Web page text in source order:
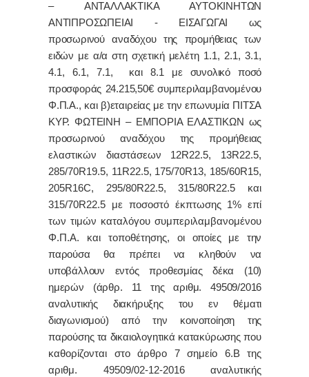
– ΑΝΤΑΛΛΑΚΤΙΚΑ ΑΥΤΟΚΙΝΗΤΩΝ
ΑΝΤΙΠΡΟΣΩΠΕΙΑΙ - ΕΙΣΑΓΩΓΑΙ ως
προσωρινού αναδόχου της προμήθειας των
ειδών με α/α στη σχετική μελέτη 1.1, 2.1, 3.1,
4.1, 6.1, 7.1, και 8.1 με συνολικό ποσό
προσφοράς 24.215,50€ συμπεριλαμβανομένου
Φ.Π.Α., και β)εταιρείας με την επωνυμία ΠΙΤΣΑ
ΚΥΡ. ΦΩΤΕΙΝΗ – ΕΜΠΟΡΙΑ ΕΛΑΣΤΙΚΩΝ ως
προσωρινού αναδόχουτης προμήθειας
ελαστικών διαστάσεων 12R22.5, 13R22.5,
285/70R19.5, 11R22.5, 175/70R13, 185/60R15,
205R16C, 295/80R22.5, 315/80R22.5 και
315/70R22.5 με ποσοστό έκπτωσης 1% επί
των τιμών καταλόγου συμπεριλαμβανομένου
Φ.Π.Α. και τοποθέτησης,
οι οποίες με την
παρούσα θα πρέπει να κληθούν να
υποβάλλουν εντός προθεσμίας δέκα (10)
ημερών (άρθρ. 11 της αριθμ. 49509/2016
αναλυτικής διακήρυξης του εν θέματι
διαγωνισμού) από την κοινοποίηση της
παρούσης τα δικαιολογητικά κατακύρωσηςπου
καθορίζονται στο άρθρο 7 σημείο 6.Β της
αριθμ. 49509/02-12-2016 αναλυτικής